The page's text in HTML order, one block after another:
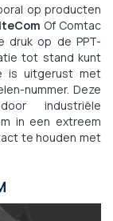
op producten
Of Comtac
druk op de PPT-
tot stand kunt
is uitgerust met
nummer. Deze
industriële
in een extreem
te houden met